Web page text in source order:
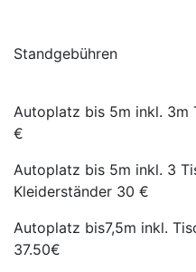
Standgebühren
Autoplatz bis 5m inkl. 3m
€
Autoplatz bis 5m inkl. 3
Kleiderständer 30 €
Autoplatz bis7,5m inkl.
37.50€